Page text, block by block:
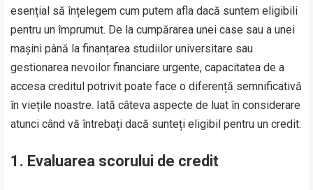
esențial să înțelegem cum putem afla dacă suntem eligibili
pentru un împrumut. De la cumpărarea unei case sau a unei
mașini până la finanțarea studiilor universitare sau
gestionarea nevoilor financiare urgente, capacitatea de a
accesa creditul potrivit poate face o diferență semnificativă
în viețile noastre. Iată câteva aspecte de luat în considerare
atunci când vă întrebați dacă sunteți eligibil pentru un credit:
1. Evaluarea scorului de credit